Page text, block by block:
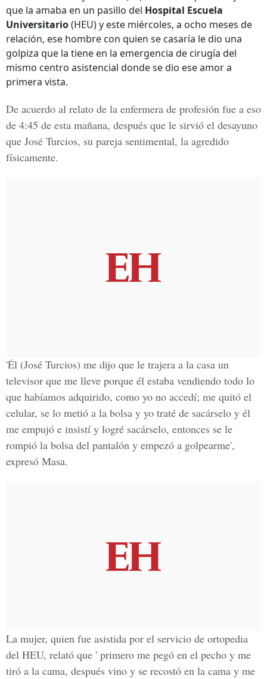
que la amaba en un pasillo del Hospital Escuela
Universitario(HEU) y este miércoles, a ocho meses de
relación, ese hombre con quien se casaría le dio una
golpiza que la tiene en la emergencia de cirugía del
mismo centro asistencial donde se dio ese amor a
primera vista.
De acuerdo al relato de la enfermera de profesión fue a eso
de 4:45 de esta mañana, después que le sirvió el desayuno
que José Turcios, su pareja sentimental, la agredido
físicamente.
'Él (José Turcios) me dijo que le trajera a la casa un
televisor que me lleve porque él estaba vendiendo todo lo
que habíamos adquirido, como yo no accedí; me quitó el
celular, se lo metió a la bolsa y yo traté de sacárselo y él
me empujó e insistí y logré sacárselo, entonces se le
rompió la bolsa del pantalón y empezó a golpearme',
expresó Masa.
La mujer, quien fue asistida por el servicio de ortopedia
del HEU, relató que ' primero me pegó en el pecho y me
tiró a la cama, después vino y se recostó en la cama y me